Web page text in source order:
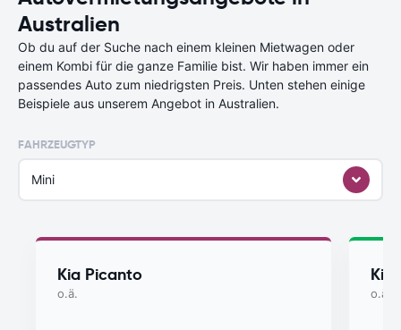
Australien
Ob du auf der Suche nach einem kleinen Mietwagen oder
einem Kombi für die ganze Familie bist. Wir haben immer ein
passendes Auto zum niedrigsten Preis. Unten stehen einige
Beispiele aus unserem Angebot in Australien.
FAHRZEUGTYP
Mini
Kia Picanto
o.ä.
Kia
o.ä.